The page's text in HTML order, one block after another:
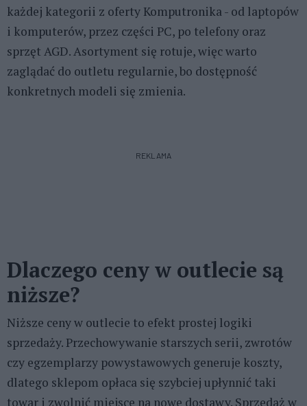
każdej kategorii z oferty Komputronika - od laptopów
i komputerów, przez części PC, po telefony oraz
sprzęt AGD. Asortyment się rotuje, więc warto
zaglądać do outletu regularnie, bo dostępność
konkretnych modeli się zmienia.
REKLAMA
Dlaczego ceny w outlecie są
niższe?
Niższe ceny w outlecie to efekt prostej logiki
sprzedaży. Przechowywanie starszych serii, zwrotów
czy egzemplarzy powystawowych generuje koszty,
dlatego sklepom opłaca się szybciej upłynnić taki
towar i zwolnić miejsce na nowe dostawy. Sprzedaż w